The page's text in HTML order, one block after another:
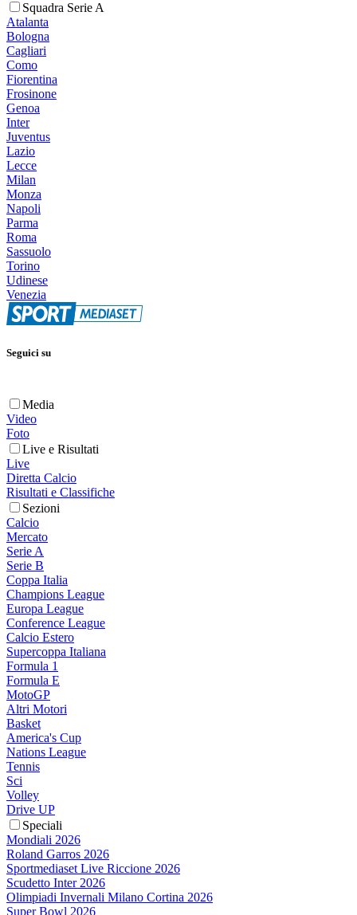
Squadra Serie A
Atalanta
Bologna
Cagliari
Como
Fiorentina
Frosinone
Genoa
Inter
Juventus
Lazio
Lecce
Milan
Monza
Napoli
Parma
Roma
Sassuolo
Torino
Udinese
Venezia
Seguici su
Media
Video
Foto
Live e Risultati
Live
Diretta Calcio
Risultati e Classifiche
Sezioni
Calcio
Mercato
Serie A
Serie B
Coppa Italia
Champions League
Europa League
Conference League
Calcio Estero
Supercoppa Italiana
Formula 1
Formula E
MotoGP
Altri Motori
Basket
America's Cup
Nations League
Tennis
Sci
Volley
Drive UP
Speciali
Mondiali 2026
Roland Garros 2026
Sportmediaset Live Riccione 2026
Scudetto Inter 2026
Olimpiadi Invernali Milano Cortina 2026
Super Bowl 2026